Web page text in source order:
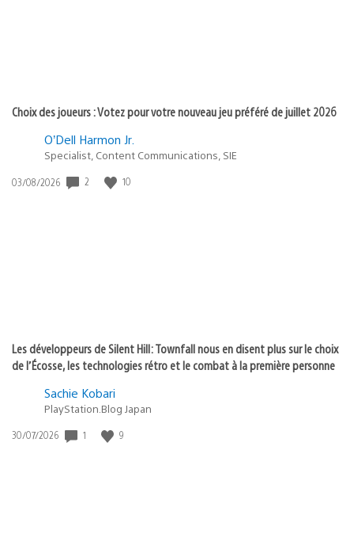
Choix des joueurs : Votez pour votre nouveau jeu préféré de juillet 2026
O’Dell Harmon Jr.
Specialist, Content Communications, SIE
Date
03/08/2026 2 10
Les développeurs de Silent Hill: Townfall nous en disent plus sur le choix
de l’Écosse, les technologies rétro et le combat à la première personne
Sachie Kobari
PlayStation.Blog Japan
Date
30/07/2026 1 9